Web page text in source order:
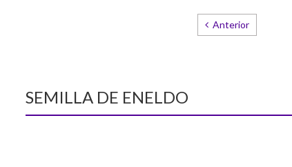
Anterior
SEMILLA DE ENELDO